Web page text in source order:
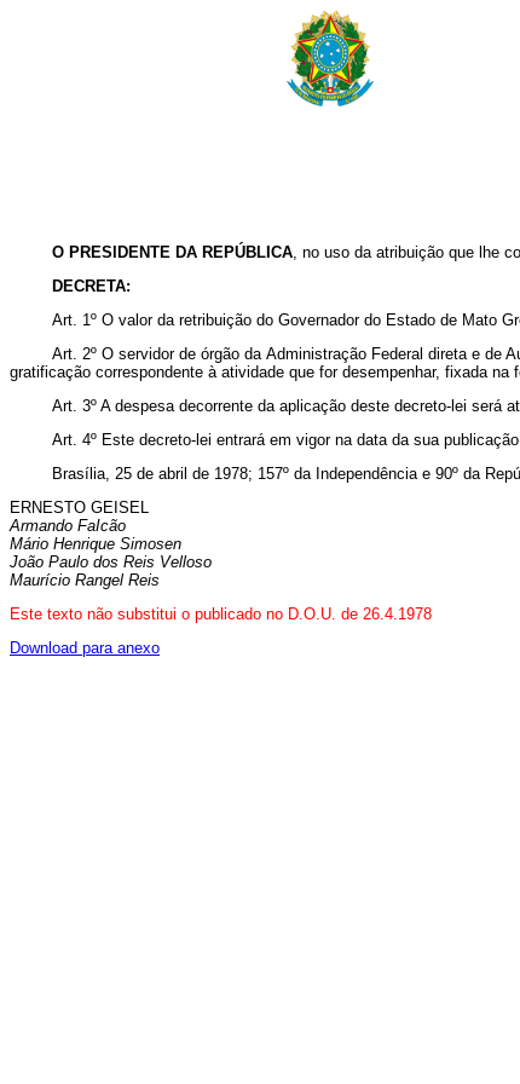
O PRESIDENTE DA REPÚBLICA, no uso da atribuição que lhe
DECRETA:
Art. 1º O valor da retribuição do Governador do Estado de Mato
Art. 2º O servidor de órgão da Administração Federal direta e de
gratificação correspondente à atividade que for desempenhar, fixada na
Art. 3º A despesa decorrente da aplicação deste decreto-lei será
Art. 4º Este decreto-lei entrará em vigor na data da sua
Brasília, 25 de abril de 1978; 157º da Independência e 90º da
ERNESTO GEISEL
Armando FaIcão
Mário Henrique Simosen
João Paulo dos Reis Velloso
Maurício Rangel Reis
Este texto não substitui o publicado no D.O.U. de 26.4.1978
Download para anexo